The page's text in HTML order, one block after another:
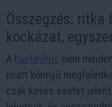
Összegzés: ritka
kockázat,
A hantavírus nem
miatt könnyű
csak kevés esetet